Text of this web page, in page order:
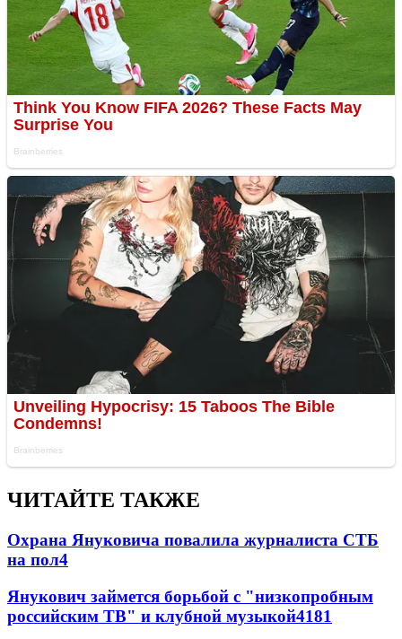
ЧИТАЙТЕ ТАКЖЕ
Охрана Януковича повалила журналиста СТБ
на пол4
Янукович займется борьбой с "низкопробным
российским ТВ" и клубной музыкой4181